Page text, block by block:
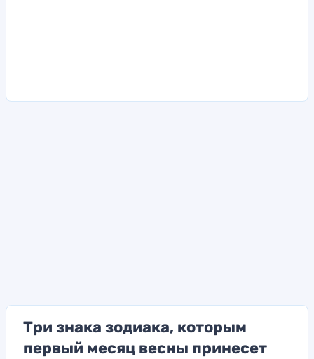
Три знака зодиака, которым
первый месяц весны принесет